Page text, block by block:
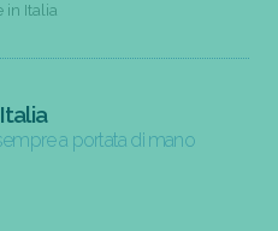
in Italia
a portata di mano